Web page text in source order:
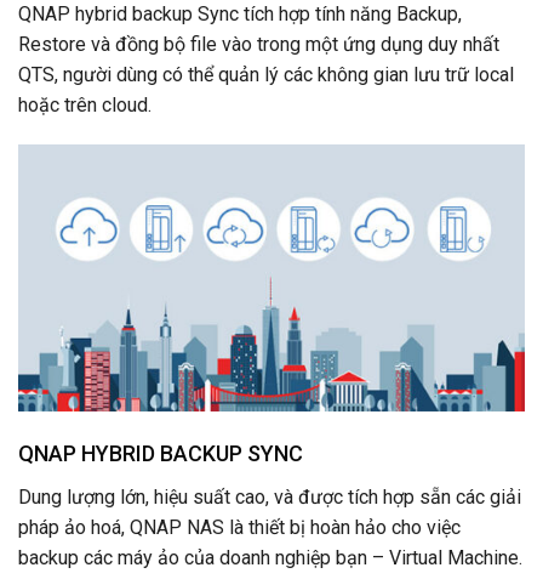
QNAP hybrid backup Sync tích hợp tính năng Backup,
Restore và đồng bộ file vào trong một ứng dụng duy nhất
QTS, người dùng có thể quản lý các không gian lưu trữ local
hoặc trên cloud.
QNAP HYBRID BACKUP SYNC
Dung lượng lớn, hiệu suất cao, và được tích hợp sẵn các giải
pháp ảo hoá, QNAP NAS là thiết bị hoàn hảo cho việc
backup các máy ảo của doanh nghiệp bạn – Virtual Machine.